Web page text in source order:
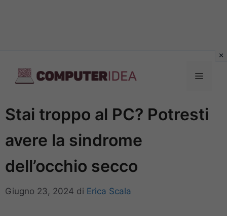
contenuto
Menu
Stai troppo al PC? Potresti
avere la sindrome
dell’occhio secco
Giugno 23, 2024 di Erica Scala